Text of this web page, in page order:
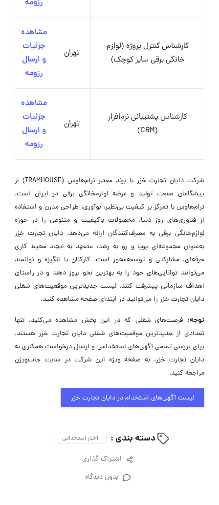
رزومه
کارشناس کنترل پروژه (لوازم
خانگی برقی سایز کوچک)
تهران
مشاهده
جزئیات
و ارسال
رزومه
کارشناس پشتیبانی نرم‌افزار
(CRM)
تهران
مشاهده
جزئیات
و ارسال
رزومه
شرکت دایان تجارت خزر با برند معتبر ترام‌هاوس (TRAMHOUSE) از
پیشگامان صنعت تولید و عرضه لوازم‌خانگی برقی در ایران است.
ترام‌هاوس با تمرکز بر کیفیت بی‌نظیر، نوآوری، طراحی مدرن و استفاده
از فناوری‌های روز دنیا، محصولات باکیفیت و متنوعی را در حوزه
لوازم‌خانگی برقی به مصرف‌کنندگان ارائه می‌دهد. دایان تجارت خزر
به‌عنوان مجموعه‌ای پویا و رو به رشد، متعهد به ایجاد محیط کاری
حرفه‌ای، مشارکتی و توسعه‌محور است. کارکنان با انگیزه و توانمند
می‌توانند توانایی‌های خود را به بهترین نحو بروز دهند و در راستای
اهداف سازمانی پیشرفت کنند. لیست جدیدترین موقعیت‌های شغلی
دایان تجارت خزر را می‌توانید در ابتدای صفحه مشاهده کنید.
توجه: فرصت‌های شغلی که در این بخش مشاهده می‌کنید، تنها
تعدادی از جدیدترین موقعیت‌های شغلی دایان تجارت خزر هستند.
برای بررسی تمامی آگهی‌های استخدامی و ارسال درخواست همکاری به
دایان تجارت خزر، به صفحه ویژه این شرکت در سایت جاب‌ویژن
مراجعه کنید.
لیست آگهی‌های استخدام در دایان تجارت خزر
دسته بندی : اخبار استخدامی
اشتراک گذاری
بدون دیدگاه